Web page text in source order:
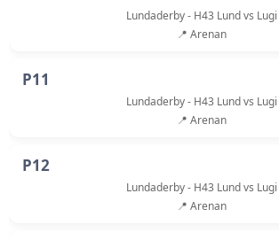
Lundaderby - H43 Lund vs Lugi
📍 Arenan
P11
Lundaderby - H43 Lund vs Lugi
📍 Arenan
P12
Lundaderby - H43 Lund vs Lugi
📍 Arenan